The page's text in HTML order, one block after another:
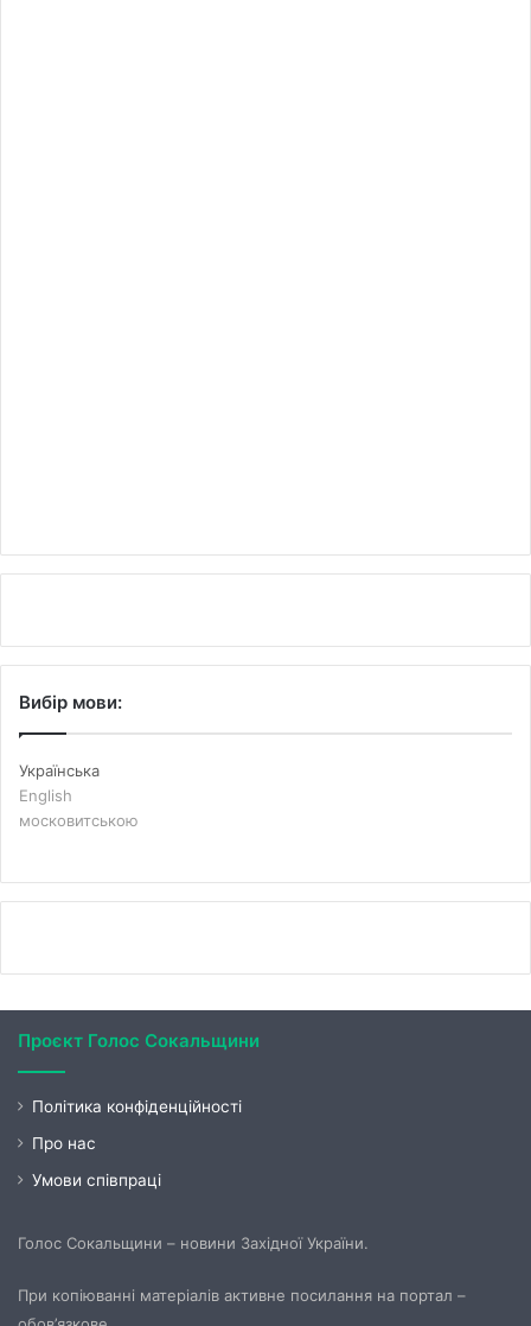
Вибір мови:
Українська
English
московитською
Проєкт Голос Сокальщини
Політика конфіденційності
Про нас
Умови співпраці
Голос Сокальщини – новини Західної України.
При копіюванні матеріалів активне посилання на портал –